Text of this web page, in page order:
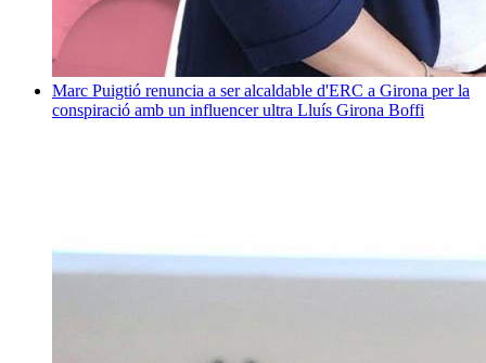
Marc Puigtió renuncia a ser alcaldable d'ERC a Girona per la
conspiració amb un influencer ultra Lluís Girona Boffi